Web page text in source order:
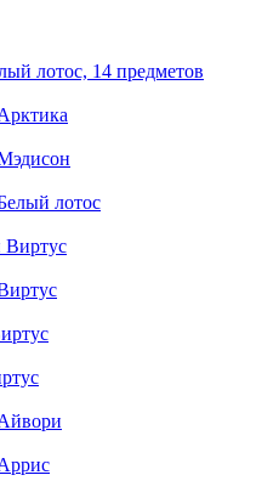
лотос, 14 предметов
лотос
Виртус